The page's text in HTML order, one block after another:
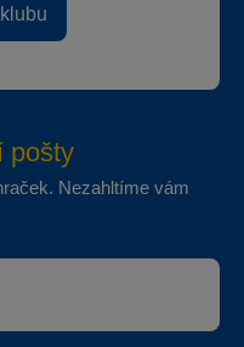
pošty
Nezahltíme vám